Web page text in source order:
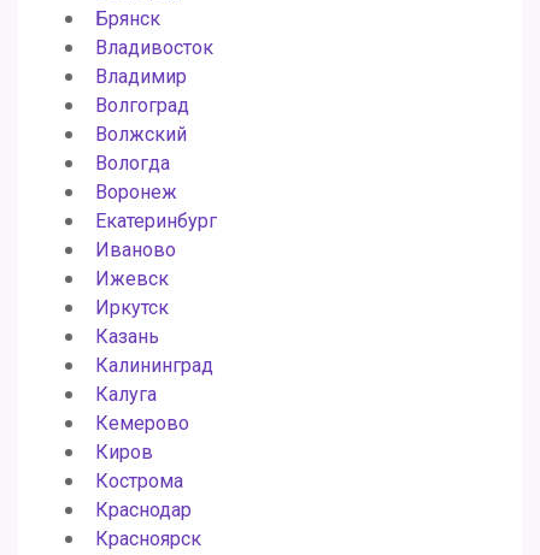
Брянск
Владивосток
Владимир
Волгоград
Волжский
Вологда
Воронеж
Екатеринбург
Иваново
Ижевск
Иркутск
Казань
Калининград
Калуга
Кемерово
Киров
Кострома
Краснодар
Красноярск